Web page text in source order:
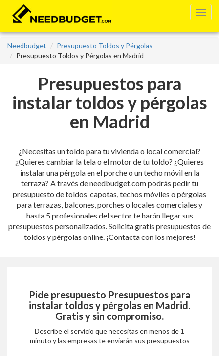
Needbudget
Presupuesto Toldos y Pérgolas
Presupuesto Toldos y Pérgolas en Madrid
Presupuestos para
instalar toldos y pérgolas
en Madrid
¿Necesitas un toldo para tu vivienda o local comercial?
¿Quieres cambiar la tela o el motor de tu toldo? ¿Quieres
instalar una pérgola en el porche o un techo móvil en la
terraza? A través de needbudget.com podrás pedir tu
presupuesto de toldos, capotas, techos móviles o pérgolas
para terrazas, balcones, porches o locales comerciales y
hasta 5 profesionales del sector te harán llegar sus
presupuestos personalizados. Solicita gratis presupuestos de
toldos y pérgolas online. ¡Contacta con los mejores!
Pide presupuesto Presupuestos para
instalar toldos y pérgolas en Madrid.
Gratis y sin compromiso.
Describe el servicio que necesitas en menos de 1
minuto y las empresas te enviarán sus presupuestos